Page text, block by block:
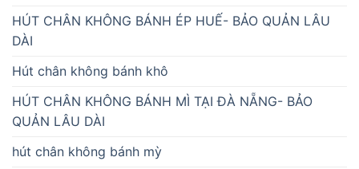
HÚT CHÂN KHÔNG BÁNH ÉP HUẾ- BẢO QUẢN LÂU
DÀI
Hút chân không bánh khô
HÚT CHÂN KHÔNG BÁNH MÌ TẠI ĐÀ NẴNG- BẢO
QUẢN LÂU DÀI
hút chân không bánh mỳ